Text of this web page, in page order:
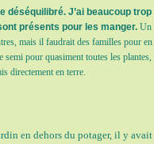
déséquilibré. J’ai beaucoup trop
présents pour les manger. Un
mais il faudrait des familles pour en
semi pour quasiment toutes les plantes,
directement en terre.
en dehors du potager, il y avait